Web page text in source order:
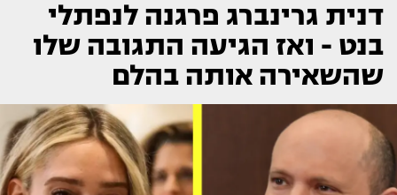
דנית גרינברג פרגנה לנפתלי
בנט - ואז הגיעה התגובה שלו
שהשאירה אותה בהלם